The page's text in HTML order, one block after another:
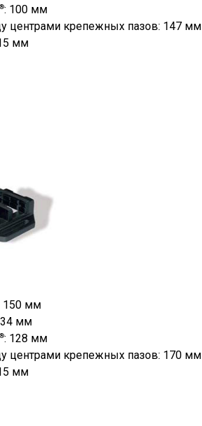
®: 100 мм
центрами крепежных пазов: 147 мм
мм
150 мм
34 мм
®: 128 мм
центрами крепежных пазов: 170 мм
мм